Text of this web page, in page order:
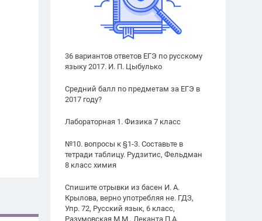
36 вариантов ответов ЕГЭ по русскому
языку 2017. И. П. Цыбулько
Средний балл по предметам за ЕГЭ в
2017 году?
Лабораторная 1. Физика 7 класс
№10. вопросы к §1-3. Составьте в
тетради таблицу. Рудзитис, Фельдман
8 класс химия
Спишите отрывки из басен И. А.
Крылова, верно употребляя не. ГДЗ,
Упр. 72, Русский язык, 6 класс,
Разумовская М.М., Леканта П.А.